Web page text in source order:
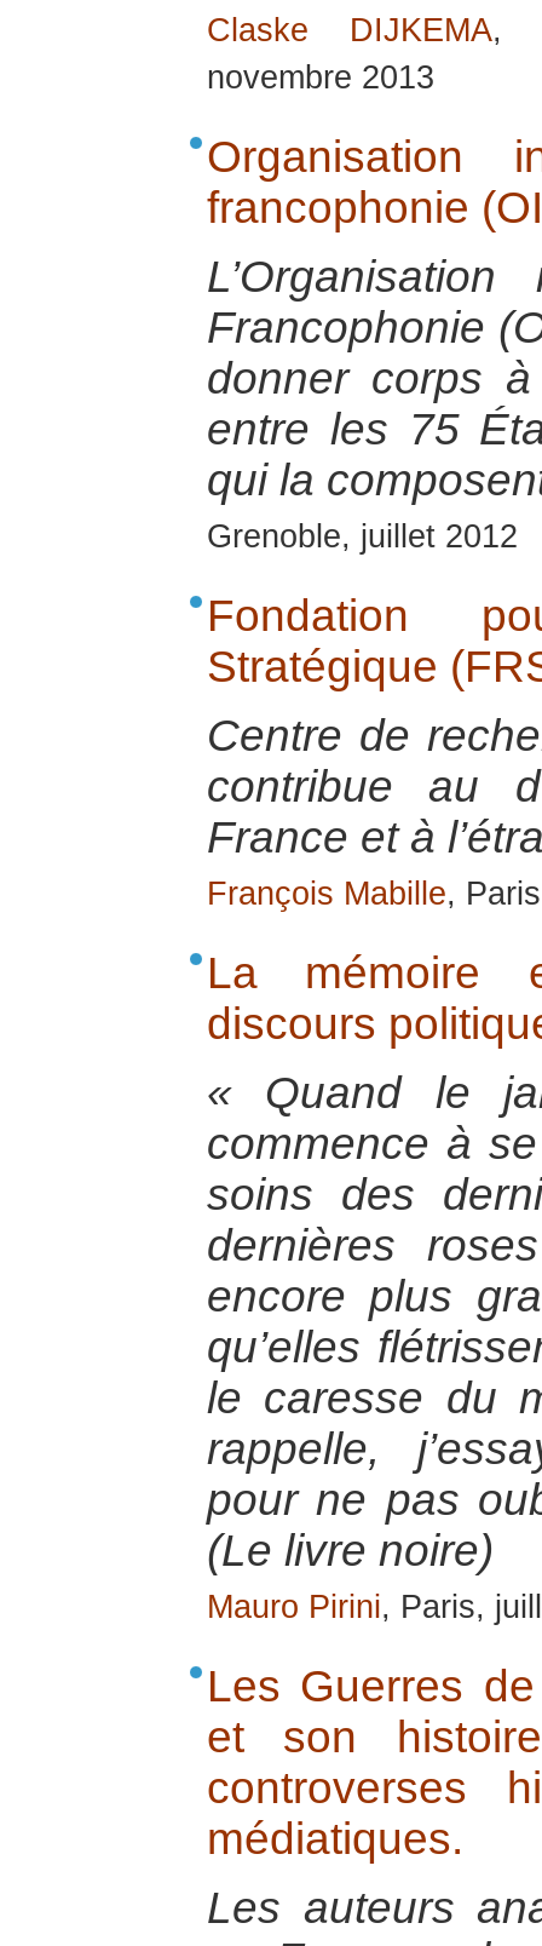
Claske DIJKEMA,
novembre 2013
Organisation
francophonie
Francophonie
donner corps
entre les 75
qui la
Grenoble, juillet 2012
Fondation
Stratégique
Centre de
contribue au
France et à
François Mabille,
La mémoire
discours
« Quand le
commence à
soins des
dernières
encore plus
qu’elles
le caresse du
rappelle,
pour ne pas
(Le livre noire)
Mauro Pirini, Paris,
Les Guerres
et son
controverses
médiatiques.
Les auteurs